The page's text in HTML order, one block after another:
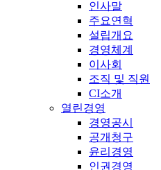
인사말
주요연혁
설립개요
경영체계
이사회
조직 및 직원
CI소개
열린경영
경영공시
공개청구
윤리경영
인권경영